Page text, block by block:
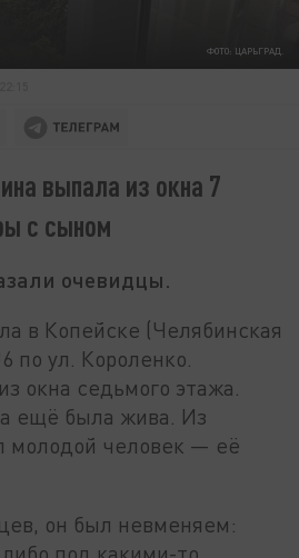
ФОТО: ЦАРЬГРАД.
выпала из окна 7
с сыном
очевидцы.
в Копейске (Челябинская
по ул. Короленко.
окна седьмого этажа.
ещё была жива. Из
молодой человек — её
он был невменяем: